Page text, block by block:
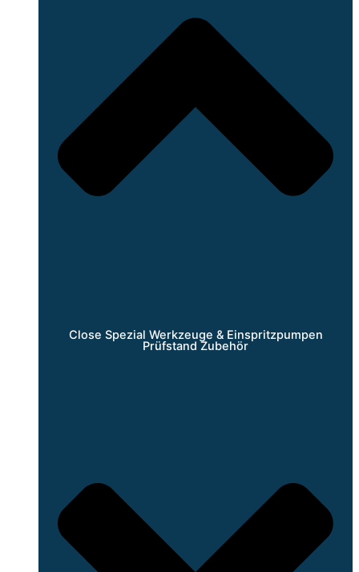
Close Spezial Werkzeuge & Einspritzpumpen
Prüfstand Zubehör